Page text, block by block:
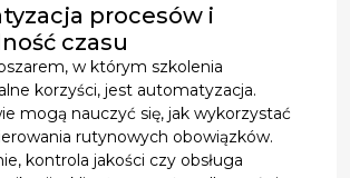
procesów i
czasu
w którym szkolenia
korzyści, jest automatyzacja.
mogą nauczyć się, jak wykorzystać
rutynowych obowiązków.
kontrola jakości czy obsługa